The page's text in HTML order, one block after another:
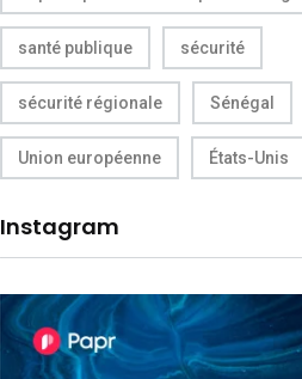
santé publique sécurité
sécurité régionale Sénégal
Union européenne États-Unis
Instagram